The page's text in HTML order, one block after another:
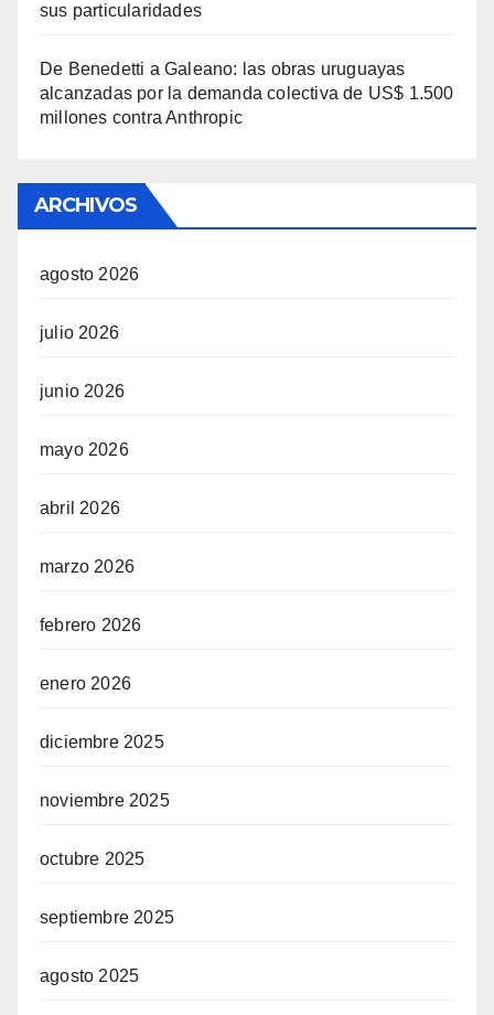
sus particularidades
De Benedetti a Galeano: las obras uruguayas
alcanzadas por la demanda colectiva de US$ 1.500
millones contra Anthropic
ARCHIVOS
agosto 2026
julio 2026
junio 2026
mayo 2026
abril 2026
marzo 2026
febrero 2026
enero 2026
diciembre 2025
noviembre 2025
octubre 2025
septiembre 2025
agosto 2025